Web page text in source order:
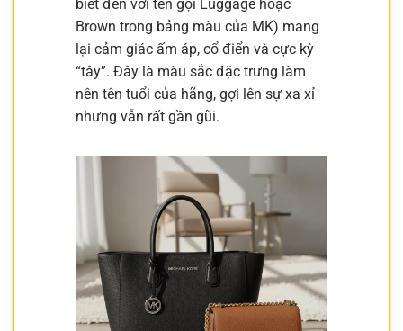
biết đến với tên gọi Luggage hoặc
Brown trong bảng màu của MK) mang
lại cảm giác ấm áp, cổ điển và cực kỳ
“tây”. Đây là màu sắc đặc trưng làm
nên tên tuổi của hãng, gợi lên sự xa xỉ
nhưng vẫn rất gần gũi.